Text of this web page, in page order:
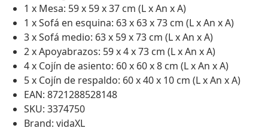
1 x Mesa: 59 x 59 x 37 cm (L x An x A)
1 x Sofá en esquina: 63 x 63 x 73 cm (L x An x A)
3 x Sofá medio: 63 x 59 x 73 cm (L x An x A)
2 x Apoyabrazos: 59 x 4 x 73 cm (L x An x A)
4 x Cojín de asiento: 60 x 60 x 8 cm (L x An x A)
5 x Cojín de respaldo: 60 x 40 x 10 cm (L x An x A)
EAN: 8721288528148
SKU: 3374750
Brand: vidaXL